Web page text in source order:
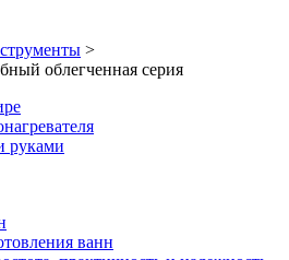
>
облегченная серия
руками
ванн